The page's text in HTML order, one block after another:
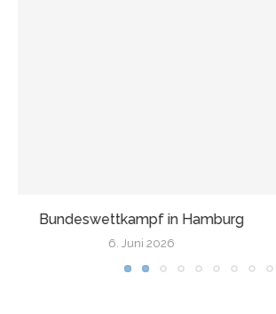
Wir fahren nach Finnland!
17. Mai 2026